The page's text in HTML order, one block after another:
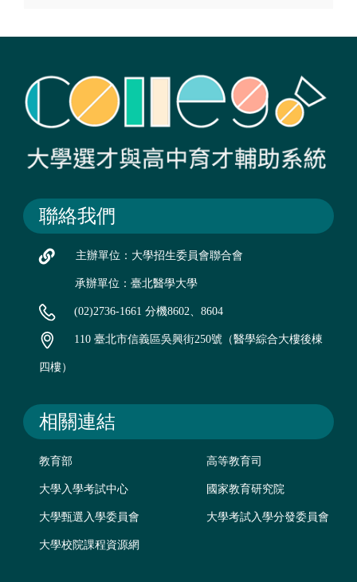
聯絡我們
主辦單位：大學招生委員會聯合會
承辦單位：臺北醫學大學
(02)2736-1661 分機8602、8604
110 臺北市信義區吳興街250號（醫學綜合大樓後棟
四樓）
相關連結
教育部 高等教育司
大學入學考試中心 國家教育研究院
大學甄選入學委員會 大學考試入學分發委員會
大學校院課程資源網